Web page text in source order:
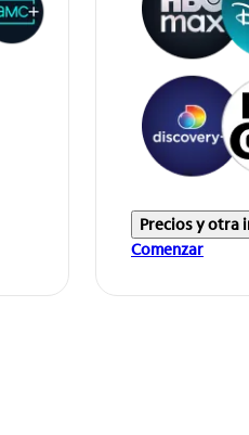
Precios y otra
Comenzar